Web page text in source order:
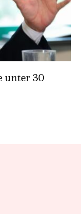
unter 30